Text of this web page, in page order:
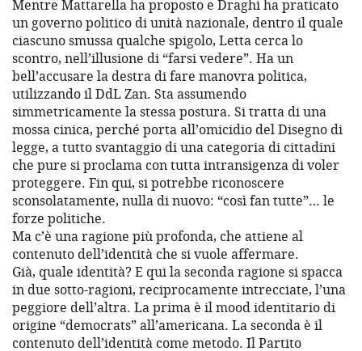
Mentre Mattarella ha proposto e Draghi ha praticato
un governo politico di unità nazionale, dentro il quale
ciascuno smussa qualche spigolo, Letta cerca lo
scontro, nell’illusione di “farsi vedere”. Ha un
bell’accusare la destra di fare manovra politica,
utilizzando il DdL Zan. Sta assumendo
simmetricamente la stessa postura. Si tratta di una
mossa cinica, perché porta all’omicidio del Disegno di
legge, a tutto svantaggio di una categoria di cittadini
che pure si proclama con tutta intransigenza di voler
proteggere. Fin qui, si potrebbe riconoscere
sconsolatamente, nulla di nuovo: “così fan tutte”… le
forze politiche.
Ma c’è una ragione più profonda, che attiene al
contenuto dell’identità che si vuole affermare.
Già, quale identità? E qui la seconda ragione si spacca
in due sotto-ragioni, reciprocamente intrecciate, l’una
peggiore dell’altra. La prima è il mood identitario di
origine “democrats” all’americana. La seconda è il
contenuto dell’identità come metodo. Il Partito